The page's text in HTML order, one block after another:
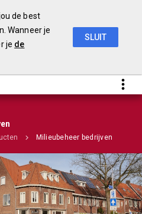
Infographic
Milieubeheer bedrijven
de best
Wanneer je
je de
SLUIT